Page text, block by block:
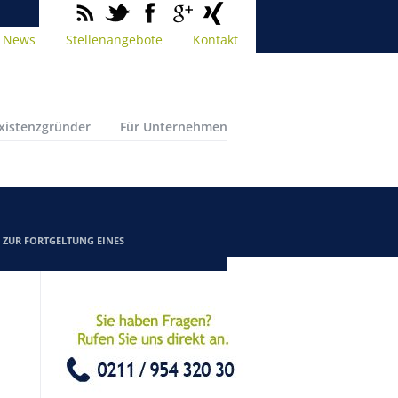
News Stellenangebote Kontakt
Für Unternehmen
ZUR FORTGELTUNG EINES